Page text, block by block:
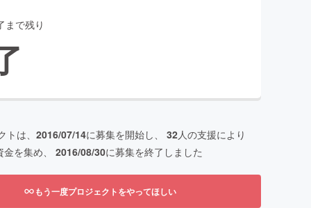
まで残り
は、 2016/07/14に募集を開始し、 32人の支援により
を集め、 2016/08/30に募集を終了しました
もう一度プロジェクトをやってほしい